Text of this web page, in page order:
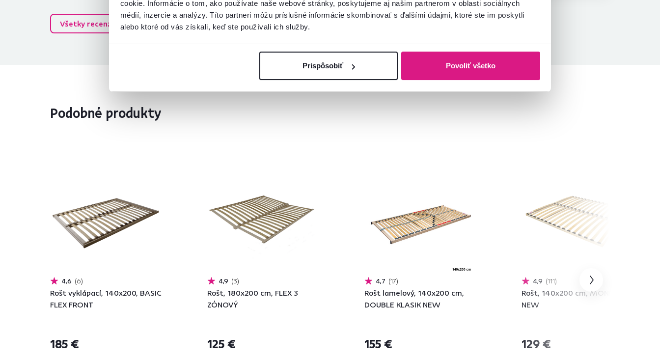
cookie. Informácie o tom, ako používate naše webové stránky, poskytujeme aj našim partnerom v oblasti sociálnych
médií, inzercie a analýzy. Títo partneri môžu príslušné informácie skombinovať s ďalšími údajmi, ktoré ste im poskytli
alebo ktoré od vás získali, keď ste používali ich služby.
Prispôsobiť Povoliť všetko
Všetky recenzie
Podobné produkty
4,6 6
Rošt vyklápací, 140x200, BASIC
FLEX FRONT
185 €
4,9 3
Rošt, 180x200 cm, FLEX 3
ZÓNOVÝ
125 €
4,7 17
Rošt lamelový, 140x200 cm,
DOUBLE KLASIK NEW
155 €
4,9 111
Rošt, 140x200 cm, MONNA
NEW
129 €